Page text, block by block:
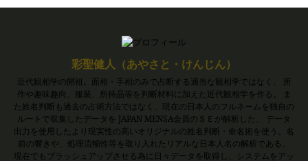
彩聖健人（あやさと・けんじん）
近代観相学の開祖。面相・手相のみで占断する適当な観相学ではなく、 所
作や趣味趣向、服装、所持品等を判断材料に加えた近代観相学を作る。 ま
た姓名判断も過去の占術方法ではなく、現在の日本人のフルネームを独自の
ルートで収集したデータを JAPAN MENSA会員のＳＥが解析した、 データ
出力を使用したより現実性の高いオリジナルの姓名判断・命名術を使う。名
前の響きや、処理流暢性等を取り入れたリアルな日本人名の解析である。
現在でもブラッシュアップさせる為に日々データを取得し、システムをアッ